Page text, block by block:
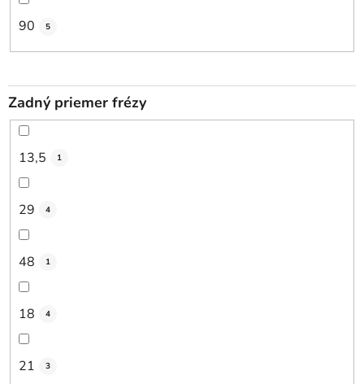
90 5
Zadný priemer frézy
13,5 1
29 4
48 1
18 4
21 3